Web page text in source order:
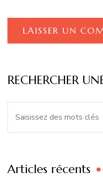
RECHERCHER
Articles récents